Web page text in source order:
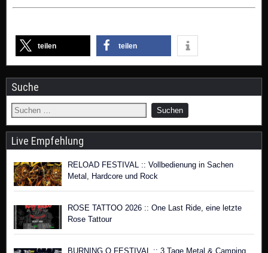
teilen teilen
Suche
Live Empfehlung
RELOAD FESTIVAL :: Vollbedienung in Sachen
Metal, Hardcore und Rock
ROSE TATTOO 2026 :: One Last Ride, eine letzte
Rose Tattour
BURNING Q FESTIVAL :: 3 Tage Metal & Camping